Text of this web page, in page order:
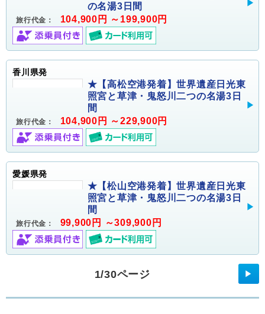
の名湯3日間
旅行代金： 104,900円 ～199,900円
香川県発
★【高松空港発着】世界遺産日光東
照宮と草津・鬼怒川二つの名湯3日
間
旅行代金： 104,900円 ～229,900円
愛媛県発
★【松山空港発着】世界遺産日光東
照宮と草津・鬼怒川二つの名湯3日
間
旅行代金： 99,900円 ～309,900円
1/30ページ ▶